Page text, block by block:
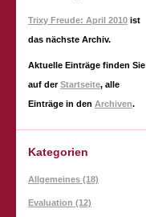
Trixy Freude: April 2010 ist
das nächste Archiv.
Aktuelle Einträge finden Sie
auf derStartseite, alle
Einträge in den Archiven.
Kategorien
Allgemeines (18)
Evaluation (12)